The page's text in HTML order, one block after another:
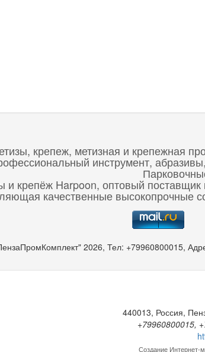
крепеж, метизная и крепежная
инструмент,
и крепёж Harpoon, оптовый
качественные высокопрочные
2026, Тел: +79960800015,
440013, Россия,
+79960800015,
Создание Интернет-